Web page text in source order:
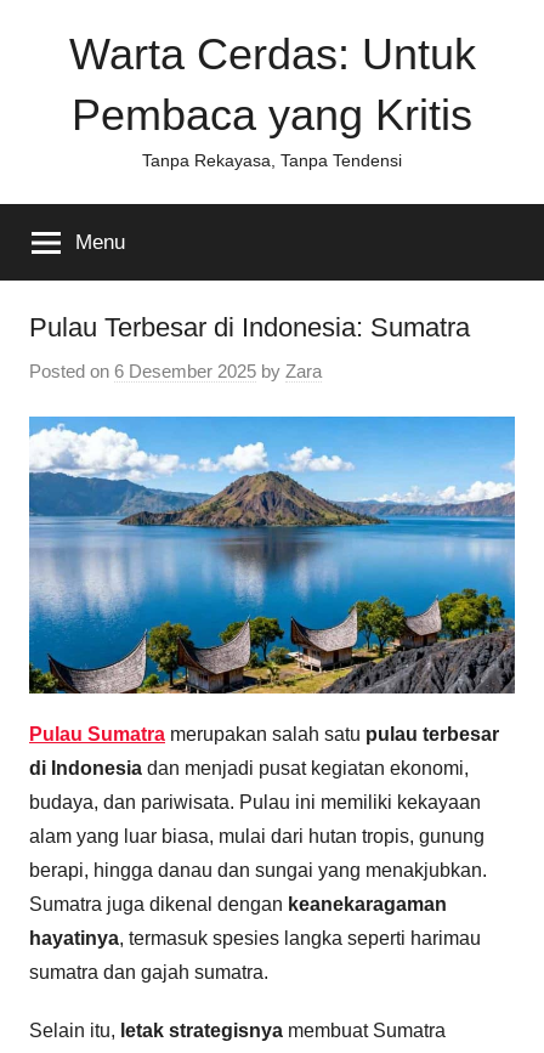
Warta Cerdas: Untuk
Pembaca yang Kritis
Tanpa Rekayasa, Tanpa Tendensi
Menu
Pulau Terbesar di Indonesia: Sumatra
Posted on 6 Desember 2025 by Zara
Pulau Sumatra merupakan salah satu pulau terbesar
di Indonesia dan menjadi pusat kegiatan ekonomi,
budaya, dan pariwisata. Pulau ini memiliki kekayaan
alam yang luar biasa, mulai dari hutan tropis, gunung
berapi, hingga danau dan sungai yang menakjubkan.
Sumatra juga dikenal dengan keanekaragaman
hayatinya, termasuk spesies langka seperti harimau
sumatra dan gajah sumatra.
Selain itu, letak strategisnya membuat Sumatra